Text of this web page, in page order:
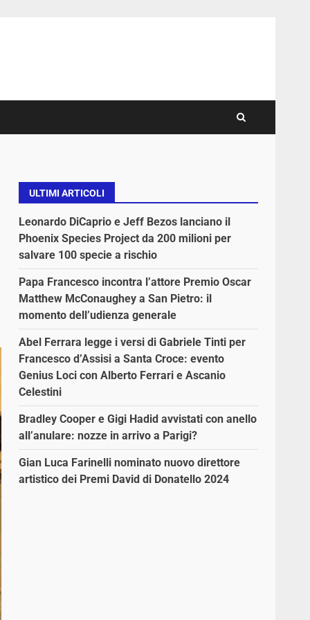
ULTIMI ARTICOLI
Leonardo DiCaprio e Jeff Bezos lanciano il
Phoenix Species Project da 200 milioni per
salvare 100 specie a rischio
Papa Francesco incontra l’attore Premio Oscar
Matthew McConaughey a San Pietro: il
momento dell’udienza generale
Abel Ferrara legge i versi di Gabriele Tinti per
Francesco d’Assisi a Santa Croce: evento
Genius Loci con Alberto Ferrari e Ascanio
Celestini
Bradley Cooper e Gigi Hadid avvistati con anello
all’anulare: nozze in arrivo a Parigi?
Gian Luca Farinelli nominato nuovo direttore
artistico dei Premi David di Donatello 2024